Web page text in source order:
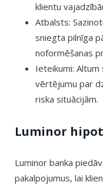
klientu
Atbalsts:
sniegta pilnīga
noformēšanas
Ieteikumi:
vērtējumu par
riska situācijām.
Luminor
Luminor banka
pakalpojumus, lai